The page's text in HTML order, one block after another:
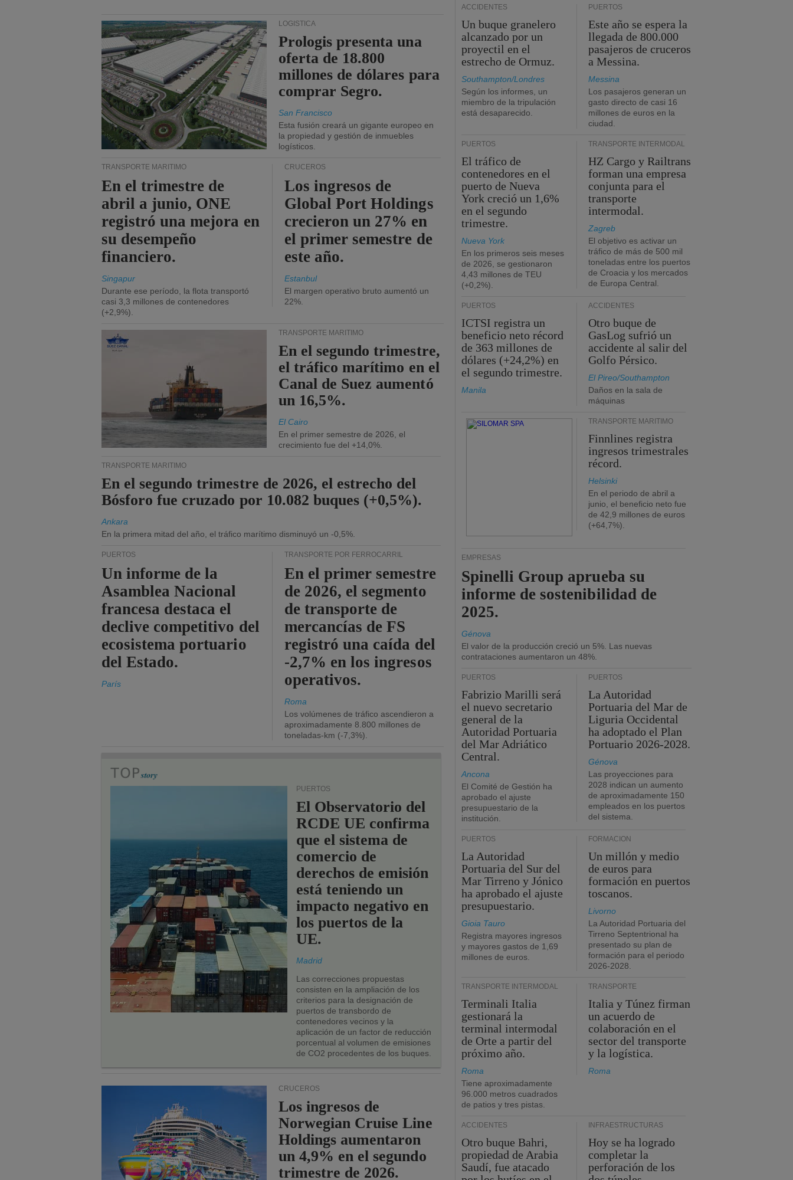
LOGÍSTICA
Prologis presenta una
oferta de 18.800
millones de dólares para
comprar Segro.
San Francisco
Esta fusión creará un gigante europeo en
la propiedad y gestión de inmuebles
logísticos.
TRANSPORTE MARÍTIMO
En el trimestre de
abril a junio, ONE
registró una mejora en
su desempeño
financiero.
Singapur
Durante ese período, la flota transportó
casi 3,3 millones de contenedores
(+2,9%).
CRUCEROS
Los ingresos de
Global Port Holdings
crecieron un 27% en
el primer semestre de
este año.
Estanbul
El margen operativo bruto aumentó un
22%.
TRANSPORTE MARÍTIMO
En el segundo trimestre,
el tráfico marítimo en el
Canal de Suez aumentó
un 16,5%.
El Cairo
En el primer semestre de 2026, el
crecimiento fue del +14,0%.
TRANSPORTE MARÍTIMO
En el segundo trimestre de 2026, el estrecho del
Bósforo fue cruzado por 10.082 buques (+0,5%).
Ankara
En la primera mitad del año, el tráfico marítimo disminuyó un -0,5%.
PUERTOS
Un informe de la
Asamblea Nacional
francesa destaca el
declive competitivo del
ecosistema portuario
del Estado.
París
TRANSPORTE POR FERROCARRIL
En el primer semestre
de 2026, el segmento
de transporte de
mercancías de FS
registró una caída del
-2,7% en los ingresos
operativos.
Roma
Los volúmenes de tráfico ascendieron a
aproximadamente 8.800 millones de
toneladas-km (-7,3%).
PUERTOS
El Observatorio del
RCDE UE confirma
que el sistema de
comercio de
derechos de emisión
está teniendo un
impacto negativo en
los puertos de la
UE.
Madrid
Las correcciones propuestas
consisten en la ampliación de los
criterios para la designación de
puertos de transbordo de
contenedores vecinos y la
aplicación de un factor de reducción
porcentual al volumen de emisiones
de CO2 procedentes de los buques.
CRUCEROS
Los ingresos de
Norwegian Cruise Line
Holdings aumentaron
un 4,9% en el segundo
trimestre de 2026.
ACCIDENTES
Un buque granelero
alcanzado por un
proyectil en el
estrecho de Ormuz.
Southampton/Londres
Según los informes, un
miembro de la tripulación
está desaparecido.
PUERTOS
Este año se espera la
llegada de 800.000
pasajeros de cruceros
a Messina.
Messina
Los pasajeros generan un
gasto directo de casi 16
millones de euros en la
ciudad.
PUERTOS
El tráfico de
contenedores en el
puerto de Nueva
York creció un 1,6%
en el segundo
trimestre.
Nueva York
En los primeros seis meses
de 2026, se gestionaron
4,43 millones de TEU
(+0,2%).
TRANSPORTE INTERMODAL
HZ Cargo y Railtrans
forman una empresa
conjunta para el
transporte
intermodal.
Zagreb
El objetivo es activar un
tráfico de más de 500 mil
toneladas entre los puertos
de Croacia y los mercados
de Europa Central.
PUERTOS
ICTSI registra un
beneficio neto récord
de 363 millones de
dólares (+24,2%) en
el segundo trimestre.
Manila
ACCIDENTES
Otro buque de
GasLog sufrió un
accidente al salir del
Golfo Pérsico.
El Pireo/Southampton
Daños en la sala de
máquinas
TRANSPORTE MARÍTIMO
Finnlines registra
ingresos trimestrales
récord.
Helsinki
En el periodo de abril a
junio, el beneficio neto fue
de 42,9 millones de euros
(+64,7%).
EMPRESAS
Spinelli Group aprueba su
informe de sostenibilidad de
2025.
Génova
El valor de la producción creció un 5%. Las nuevas
contrataciones aumentaron un 48%.
PUERTOS
Fabrizio Marilli será
el nuevo secretario
general de la
Autoridad Portuaria
del Mar Adriático
Central.
Ancona
El Comité de Gestión ha
aprobado el ajuste
presupuestario de la
institución.
PUERTOS
La Autoridad
Portuaria del Mar de
Liguria Occidental
ha adoptado el Plan
Portuario 2026-2028.
Génova
Las proyecciones para
2028 indican un aumento
de aproximadamente 150
empleados en los puertos
del sistema.
PUERTOS
La Autoridad
Portuaria del Sur del
Mar Tirreno y Jónico
ha aprobado el ajuste
presupuestario.
Gioia Tauro
Registra mayores ingresos
y mayores gastos de 1,69
millones de euros.
FORMACIÓN
Un millón y medio
de euros para
formación en puertos
toscanos.
Livorno
La Autoridad Portuaria del
Tirreno Septentrional ha
presentado su plan de
formación para el periodo
2026-2028.
TRANSPORTE INTERMODAL
Terminali Italia
gestionará la
terminal intermodal
de Orte a partir del
próximo año.
Roma
Tiene aproximadamente
96.000 metros cuadrados
de patios y tres pistas.
TRANSPORTE
Italia y Túnez firman
un acuerdo de
colaboración en el
sector del transporte
y la logística.
Roma
ACCIDENTES
Otro buque Bahri,
propiedad de Arabia
Saudí, fue atacado
INFRAESTRUCTURAS
Hoy se ha logrado
completar la
perforación de los